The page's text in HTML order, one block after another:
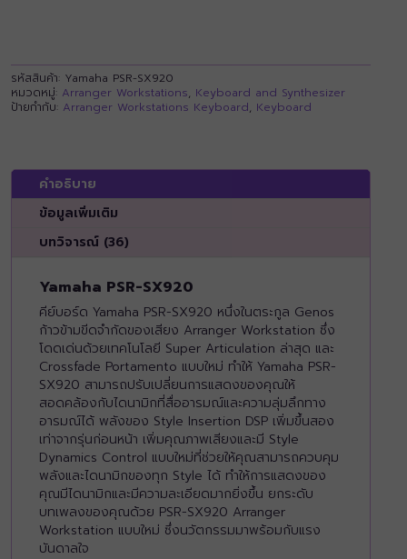
รหัสสินค้า: Yamaha PSR-SX920
หมวดหมู่: Arranger Workstations, Keyboard and Synthesizer
ป้ายกำกับ: Arranger Workstations Keyboard, Keyboard
คำอธิบาย
ข้อมูลเพิ่มเติม
บทวิจารณ์ (36)
Yamaha PSR-SX920
คีย์บอร์ด Yamaha PSR-SX920 หนึ่งในตระกูล Genos
ก้าวข้ามขีดจำกัดของเสียง Arranger Workstation ซึ่ง
โดดเด่นด้วยเทคโนโลยี Super Articulation ล่าสุด และ
Crossfade Portamento แบบใหม่ ทำให้ Yamaha PSR-
SX920 สามารถปรับเปลี่ยนการแสดงของคุณให้
สอดคล้องกับไดนามิกที่สื่ออารมณ์และความลุ่มลึกทาง
อารมณ์ได้ พลังของ Style Insertion DSP เพิ่มขึ้นสอง
เท่าจากรุ่นก่อนหน้า เพิ่มคุณภาพเสียงและมี Style
Dynamics Control แบบใหม่ที่ช่วยให้คุณสามารถควบคุม
พลังและไดนามิกของทุก Style ได้ ทำให้การแสดงของ
คุณมีไดนามิกและมีความละเอียดมากยิ่งขึ้น ยกระดับ
บทเพลงของคุณด้วย PSR-SX920 Arranger
Workstation แบบใหม่ ซึ่งนวัตกรรมมาพร้อมกับแรง
บันดาลใจ